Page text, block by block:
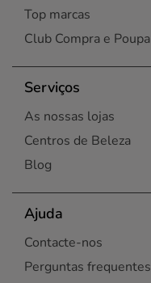
Top marcas
Club Compra e Poupa
Serviços
As nossas lojas
Centros de Beleza
Blog
Ajuda
Contacte-nos
Perguntas frequentes